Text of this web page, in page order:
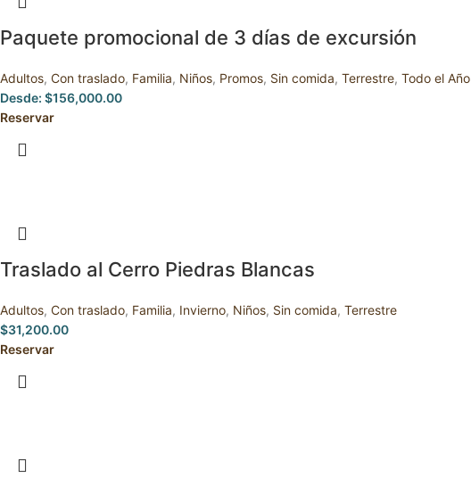
Paquete promocional de 3 días de excursión
Adultos, Con traslado, Familia, Niños, Promos, Sin comida, Terrestre, Todo el Año
Desde: $156,000.00
Reservar
Traslado al Cerro Piedras Blancas
Adultos, Con traslado, Familia, Invierno, Niños, Sin comida, Terrestre
$31,200.00
Reservar